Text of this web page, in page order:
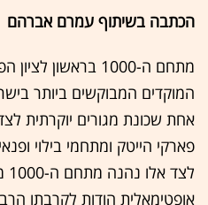
הכתבה בשיתוף עמרם אברהם
מתחם ה-1000
המוקדים המבוקשים ביותר
אחת שכונת מגורים יוקרתית
פארקי הייטק ומתחמי בילוי